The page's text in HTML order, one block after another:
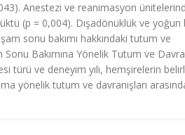
Anestezi ve reanimasyon
(p = 0,004). Dışadönüklük ve yoğun
sonu bakımı hakkındaki tutum ve
Bakımına Yönelik Tutum ve
türü ve deneyim yılı, hemşirelerin
yönelik tutum ve davranışları